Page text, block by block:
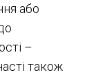
або
–
також